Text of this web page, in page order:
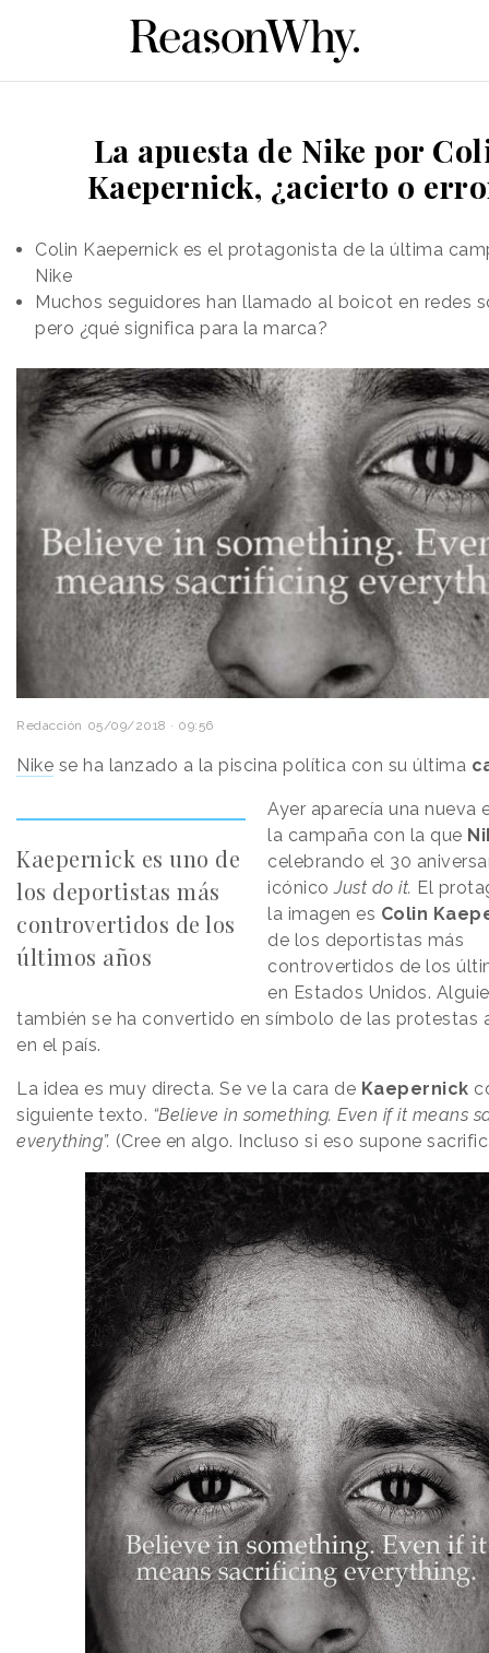
La apuesta de Nike por
Kaepernick, ¿acierto o
Colin Kaepernick es el protagonista de la última
Nike
Muchos seguidores han llamado al boicot en redes
pero ¿qué significa para la marca?
Redacción 05/09/2018 · 09:56
Nike se ha lanzado a la piscina política con su última
Kaepernick es uno de
los deportistas más
controvertidos de los
últimos años
Ayer aparecía una nueva
la campaña con la que
celebrando el 30
icónicoJust do it. El
la imagen es Colin
de los deportistas más
controvertidos de los
en Estados Unidos.
también se ha convertido en símbolo de las protestas
en el país.
La idea es muy directa. Se ve la cara de Kaepernick
siguiente texto. “Believe in something. Even if it means
everything”. (Cree en algo. Incluso si eso supone